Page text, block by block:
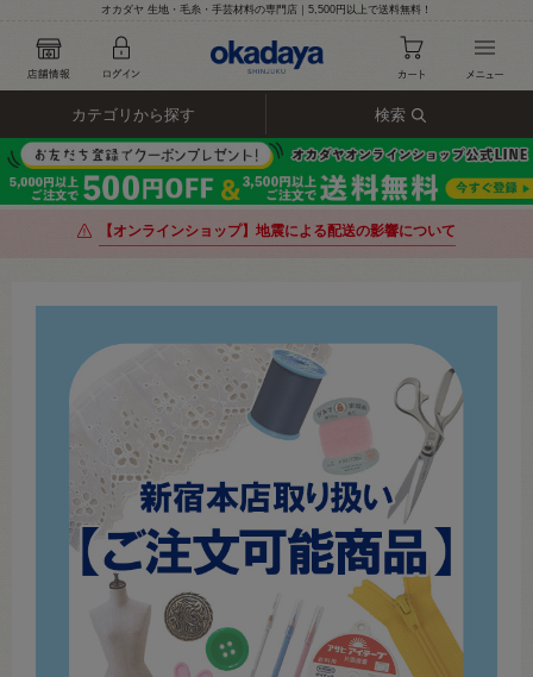
オカダヤ 生地・毛糸・手芸材料の専門店｜5,500円以上で送料無料！
カテゴリから探す 検索
【オンラインショップ】地震による配送の影響について